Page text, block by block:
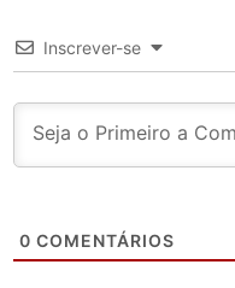
Inscrever-se
0 COMENTÁRIOS